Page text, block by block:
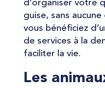
d’organiser votre
guise, sans
vous bénéficiez
de services à la
faciliter la vie.
Les